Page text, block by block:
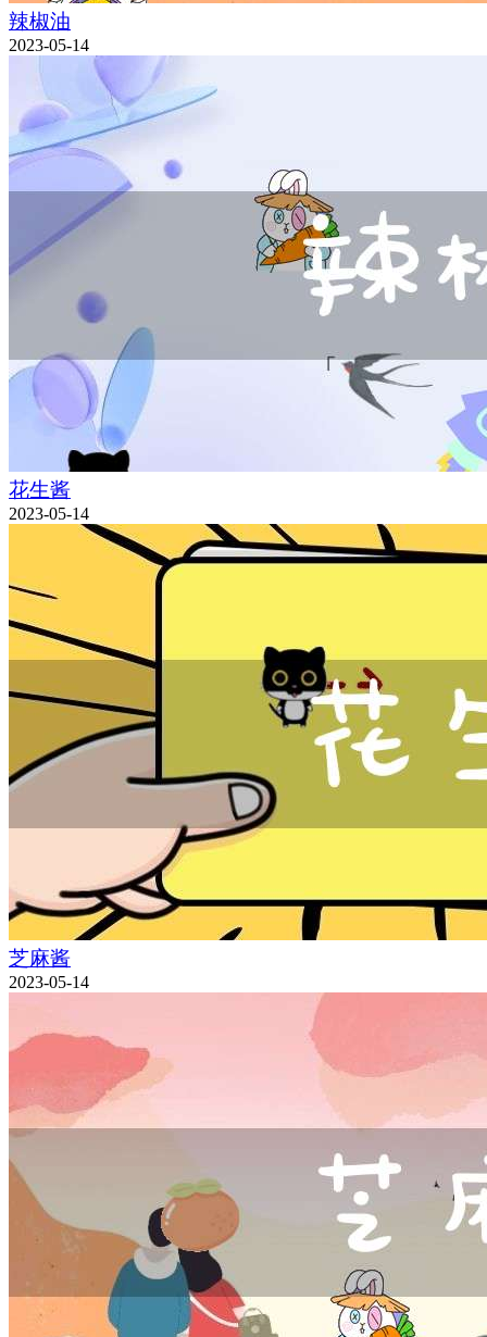
辣椒油
2023-05-14
花生酱
2023-05-14
芝麻酱
2023-05-14